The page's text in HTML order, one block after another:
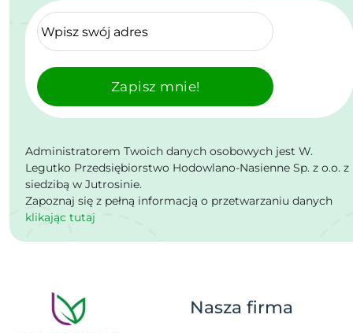
Zapisz mnie!
Administratorem Twoich danych osobowych jest W.
Legutko Przedsiębiorstwo Hodowlano-Nasienne Sp. z o.o. z
siedzibą w Jutrosinie.
Zapoznaj się z pełną informacją o przetwarzaniu danych
klikając tutaj
Nasza firma